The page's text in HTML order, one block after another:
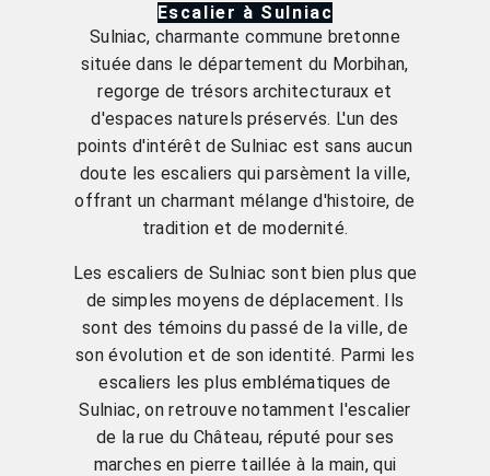
Escalier à Sulniac
Sulniac, charmante commune bretonne
située dans le département du Morbihan,
regorge de trésors architecturaux et
d'espaces naturels préservés. L'un des
points d'intérêt de Sulniac est sans aucun
doute les escaliers qui parsèment la ville,
offrant un charmant mélange d'histoire, de
tradition et de modernité.
Les escaliers de Sulniac sont bien plus que
de simples moyens de déplacement. Ils
sont des témoins du passé de la ville, de
son évolution et de son identité. Parmi les
escaliers les plus emblématiques de
Sulniac, on retrouve notamment l'escalier
de la rue du Château, réputé pour ses
marches en pierre taillée à la main, qui